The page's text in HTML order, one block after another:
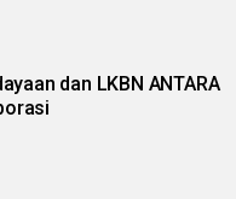
dan LKBN ANTARA